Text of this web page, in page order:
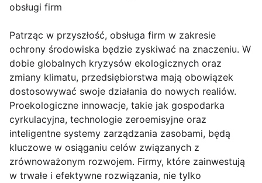
obsługi firm
Patrząc w przyszłość, obsługa firm w zakresie
ochrony środowiska będzie zyskiwać na znaczeniu. W
dobie globalnych kryzysów ekologicznych oraz
zmiany klimatu, przedsiębiorstwa mają obowiązek
dostosowywać swoje działania do nowych realiów.
Proekologiczne innowacje, takie jak gospodarka
cyrkulacyjna, technologie zeroemisyjne oraz
inteligentne systemy zarządzania zasobami, będą
kluczowe w osiąganiu celów związanych z
zrównoważonym rozwojem. Firmy, które zainwestują
w trwałe i efektywne rozwiązania, nie tylko